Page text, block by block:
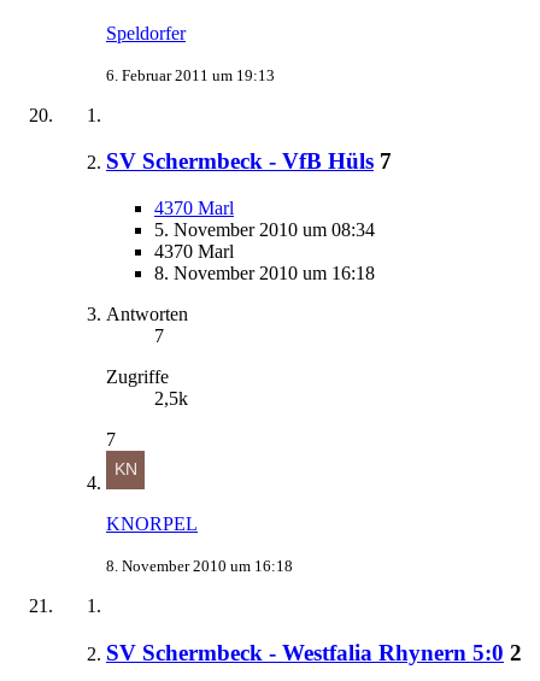
Speldorfer
6. Februar 2011 um 19:13
SV Schermbeck - VfB Hüls 7
4370 Marl
5. November 2010 um 08:34
4370 Marl
8. November 2010 um 16:18
Antworten
7
Zugriffe
2,5k
7
KNORPEL
8. November 2010 um 16:18
SV Schermbeck - Westfalia Rhynern 5:0 2